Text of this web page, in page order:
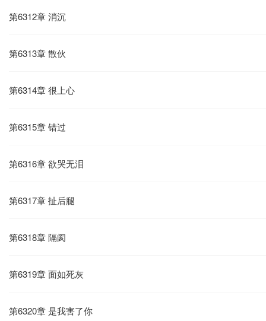
第6312章 消沉
第6313章 散伙
第6314章 很上心
第6315章 错过
第6316章 欲哭无泪
第6317章 扯后腿
第6318章 隔阂
第6319章 面如死灰
第6320章 是我害了你